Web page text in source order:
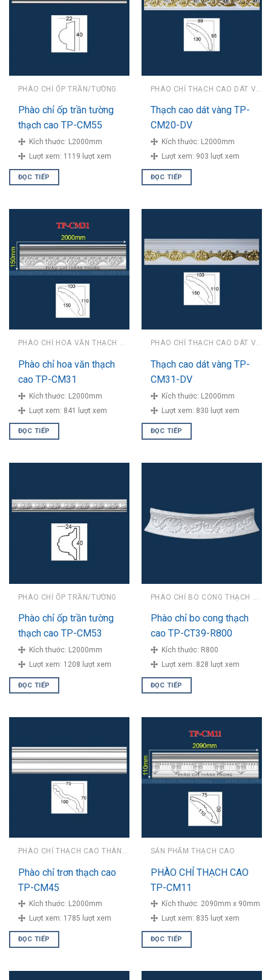
PHÀO CHỈ ỐP TRẦN/TƯỜNG
Phào chỉ ốp trần tường
thạch cao TP-CM55
Kích thước: L2000mm
Lượt xem: 1119 lượt xem
ĐỌC TIẾP
Thạch cao dát vàng TP-
CM20-DV
Kích thước: L2000mm
Lượt xem: 903 lượt xem
ĐỌC TIẾP
PHÀO CHỈ HOA VĂN THẠCH CAO
Phào chỉ hoa văn thạch
cao TP-CM31
Kích thước: L2000mm
Lượt xem: 841 lượt xem
ĐỌC TIẾP
PHÀO CHỈ THẠCH CAO DÁT VÀNG
Thạch cao dát vàng TP-
CM31-DV
Kích thước: L2000mm
Lượt xem: 830 lượt xem
ĐỌC TIẾP
PHÀO CHỈ ỐP TRẦN/TƯỜNG
Phào chỉ ốp trần tường
thạch cao TP-CM53
Kích thước: L2000mm
Lượt xem: 1208 lượt xem
ĐỌC TIẾP
Phào chỉ bo cong thạch
cao TP-CT39-R800
Kích thước: R800
Lượt xem: 828 lượt xem
ĐỌC TIẾP
PHÀO CHỈ THẠCH CAO THÀNH PHONG
Phào chỉ trơn thạch cao
TP-CM45
Kích thước: L2000mm
Lượt xem: 1785 lượt xem
ĐỌC TIẾP
SẢN PHẨM THẠCH CAO
PHÀO CHỈ THẠCH CAO
TP-CM11
Kích thước: 2090mm x 90mm
Lượt xem: 835 lượt xem
ĐỌC TIẾP